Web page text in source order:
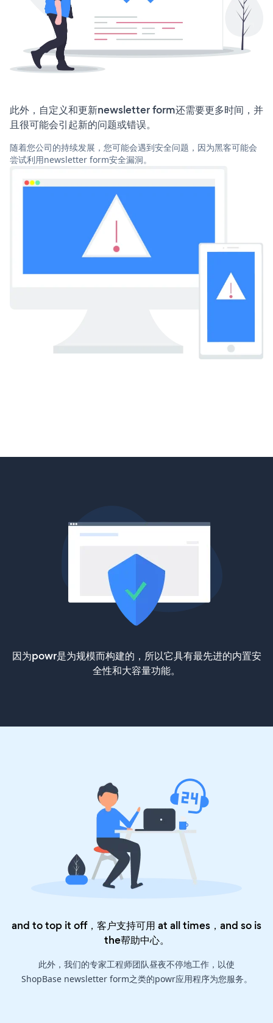
此外，自定义和更新newsletter form还需要更多时间，并
且很可能会引起新的问题或错误。
随着您公司的持续发展，您可能会遇到安全问题，因为黑客可能会
尝试利用newsletter form安全漏洞。
因为powr是为规模而构建的，所以它具有最先进的内置安
全性和大容量功能。
and to top it off，客户支持可用 at all times，and so is
the帮助中心。
此外，我们的专家工程师团队昼夜不停地工作，以使
ShopBase newsletter form之类的powr应用程序为您服务。